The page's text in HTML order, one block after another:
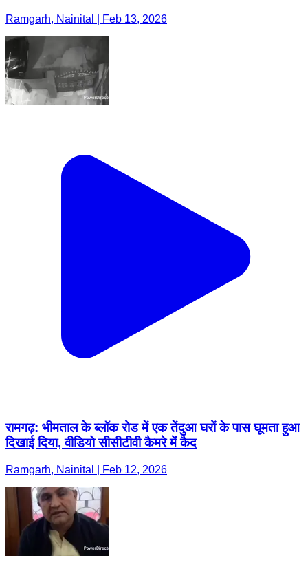
Ramgarh, Nainital | Feb 13, 2026
रामगढ़: भीमताल के ब्लॉक रोड में एक तेंदुआ घरों के पास घूमता हुआ
दिखाई दिया, वीडियो सीसीटीवी कैमरे में कैद
Ramgarh, Nainital | Feb 12, 2026